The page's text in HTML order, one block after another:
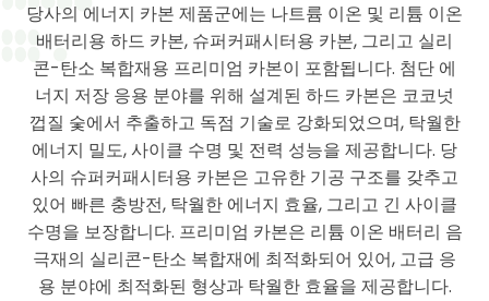
당사의 에너지 카본 제품군에는 나트륨 이온 및 리튬 이온
배터리용 하드 카본, 슈퍼커패시터용 카본, 그리고 실리
콘-탄소 복합재용 프리미엄 카본이 포함됩니다. 첨단 에
너지 저장 응용 분야를 위해 설계된 하드 카본은 코코넛
껍질 숯에서 추출하고 독점 기술로 강화되었으며, 탁월한
에너지 밀도, 사이클 수명 및 전력 성능을 제공합니다. 당
사의 슈퍼커패시터용 카본은 고유한 기공 구조를 갖추고
있어 빠른 충방전, 탁월한 에너지 효율, 그리고 긴 사이클
수명을 보장합니다. 프리미엄 카본은 리튬 이온 배터리 음
극재의 실리콘-탄소 복합재에 최적화되어 있어, 고급 응
용 분야에 최적화된 형상과 탁월한 효율을 제공합니다.